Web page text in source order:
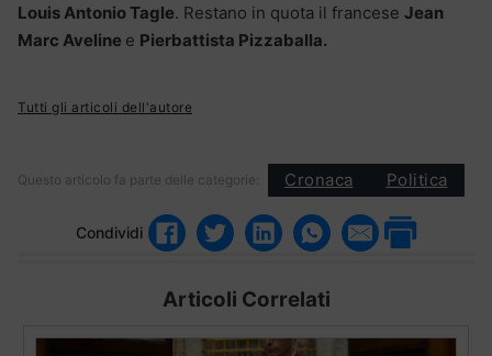
Louis Antonio Tagle. Restano in quota il francese Jean
Marc Aveline e Pierbattista Pizzaballa.
Tutti gli articoli dell'autore
Questo articolo fa parte delle categorie: Cronaca Politica
Condividi
Articoli Correlati